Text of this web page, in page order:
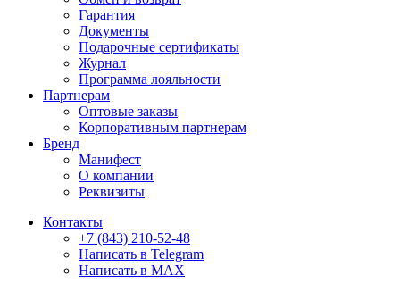
Гарантия
Документы
Подарочные сертификаты
Журнал
Программа лояльности
Партнерам
Оптовые заказы
Корпоративным партнерам
Бренд
Манифест
О компании
Реквизиты
Контакты
+7 (843) 210-52-48
Написать в Telegram
Написать в MAX